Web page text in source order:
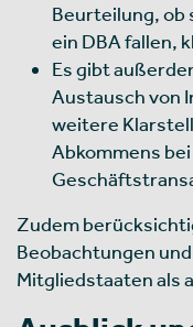
Beurteilung,
ein DBA fallen,
Es gibt
Austausch von
weitere
Abkommens
Zudem
Beobachtungen
Mitgliedstaaten als